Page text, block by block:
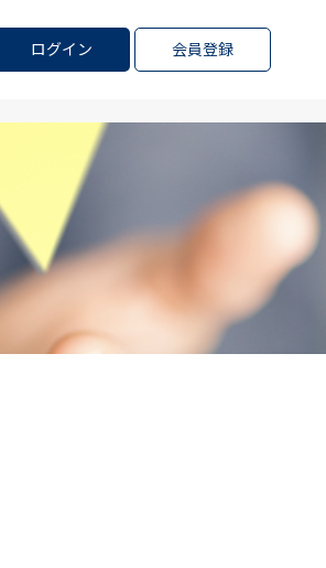
ログイン 会員登録